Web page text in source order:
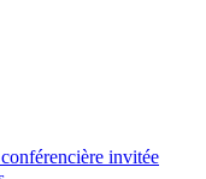
invitée